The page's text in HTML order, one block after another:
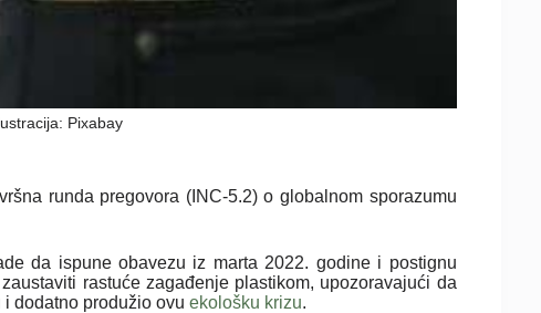
Pixabay
runda pregovora (INC-5.2) o globalnom sporazumu
da ispune obavezu iz marta 2022. godine i postignu
rastuće zagađenje plastikom, upozoravajući da
dodatno produžio ovu ekološku krizu.